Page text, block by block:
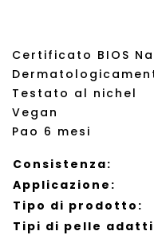
Certificato BIOS
Testato al nichel
Vegan
Pao 6 mesi
Consistenza:
Applicazione:
Tipo di prodotto:
Tipi di pelle